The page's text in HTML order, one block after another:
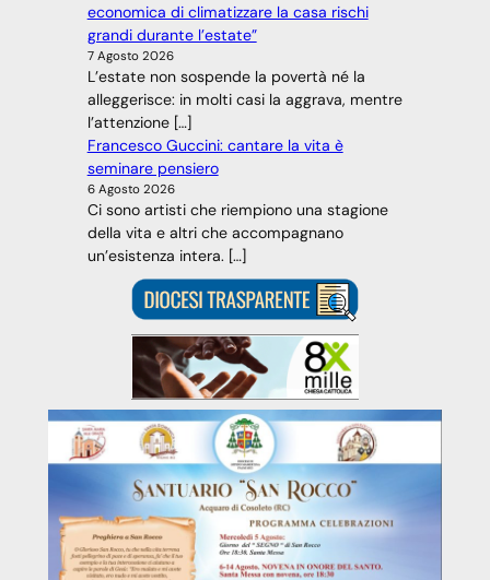
economica di climatizzare la casa rischi
grandi durante l’estate”
7 Agosto 2026
L’estate non sospende la povertà né la
alleggerisce: in molti casi la aggrava, mentre
l’attenzione […]
Francesco Guccini: cantare la vita è
seminare pensiero
6 Agosto 2026
Ci sono artisti che riempiono una stagione
della vita e altri che accompagnano
un’esistenza intera. […]